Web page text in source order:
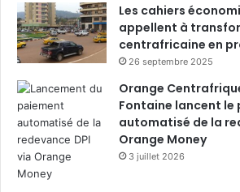
Les cahiers
appellent à
centrafricaine en
26 septembre 2025
Orange
Fontaine lancent le
automatisé de la
Orange Money
3 juillet 2026